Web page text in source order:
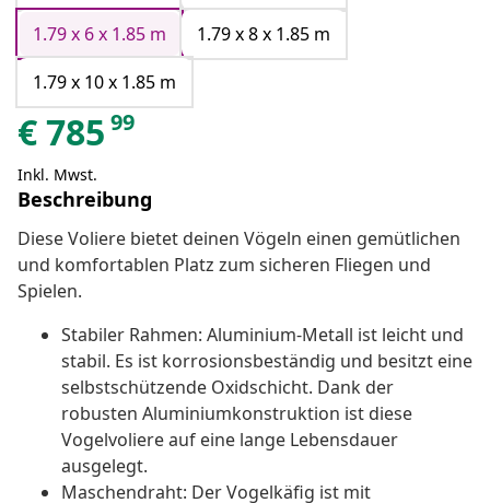
1.79 x 6 x 1.85 m
1.79 x 8 x 1.85 m
1.79 x 10 x 1.85 m
€785 99
Inkl. Mwst.
Beschreibung
Diese Voliere bietet deinen Vögeln einen gemütlichen
und komfortablen Platz zum sicheren Fliegen und
Spielen.
Stabiler Rahmen: Aluminium-Metall ist leicht und
stabil. Es ist korrosionsbeständig und besitzt eine
selbstschützende Oxidschicht. Dank der
robusten Aluminiumkonstruktion ist diese
Vogelvoliere auf eine lange Lebensdauer
ausgelegt.
Maschendraht: Der Vogelkäfig ist mit